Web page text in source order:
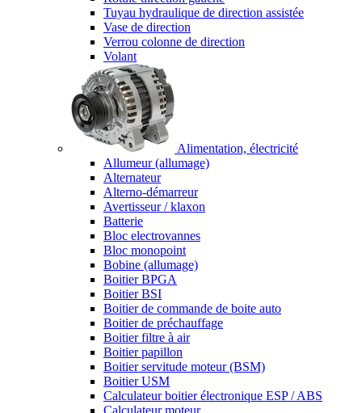
Tuyau hydraulique de direction assistée
Vase de direction
Verrou colonne de direction
Volant
Alimentation, électricité
Allumeur (allumage)
Alternateur
Alterno-démarreur
Avertisseur / klaxon
Batterie
Bloc electrovannes
Bloc monopoint
Bobine (allumage)
Boitier BPGA
Boitier BSI
Boitier de commande de boite auto
Boitier de préchauffage
Boitier filtre à air
Boitier papillon
Boitier servitude moteur (BSM)
Boitier USM
Calculateur boitier électronique ESP / ABS
Calculateur moteur